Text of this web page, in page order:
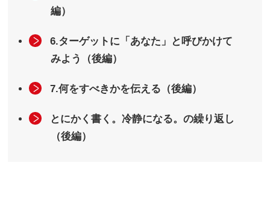
編）
6.ターゲットに「あなた」と呼びかけて
みよう（後編）
7.何をすべきかを伝える（後編）
とにかく書く。冷静になる。の繰り返し
（後編）